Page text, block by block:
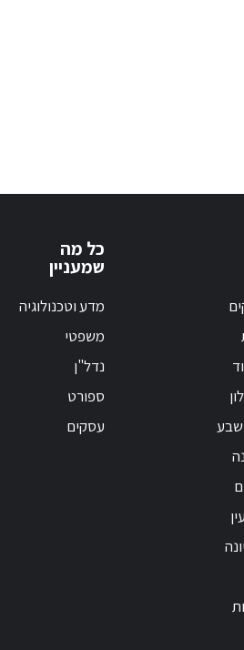
כל מה
שמעניין
מדע וטכנולוגיה
משפטי
נדל"ן
ספורט
עסקים